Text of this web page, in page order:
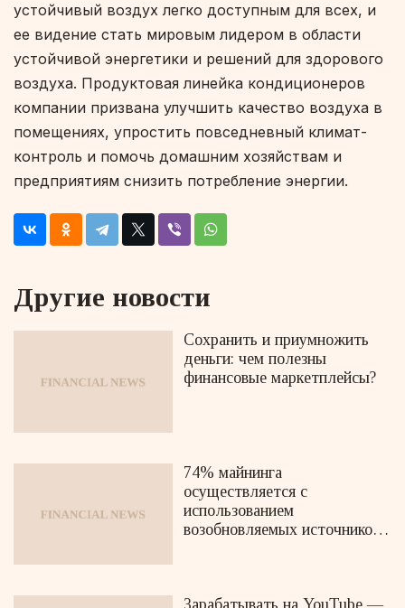
устойчивый воздух легко доступным для всех, и
ее видение стать мировым лидером в области
устойчивой энергетики и решений для здорового
воздуха. Продуктовая линейка кондиционеров
компании призвана улучшить качество воздуха в
помещениях, упростить повседневный климат-
контроль и помочь домашним хозяйствам и
предприятиям снизить потребление энергии.
Другие новости
Сохранить и приумножить
деньги: чем полезны
финансовые маркетплейсы?
74% майнинга
осуществляется с
использованием
возобновляемых источников